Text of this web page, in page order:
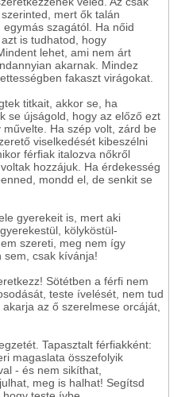
mert ők talán
szagától. Ha nőid
is tudhatod, hogy
lehet, ami nem árt
akarnak. Mindez
fakaszt virágokat.
titkait, akkor se, ha
se újságold, hogy az előző ezt
Ha szép volt, zárd be
viselkedését kibeszélni
férfiak italozva nőkről
hozzájuk. Ha érdekesség
mondd el, de senkit se
gyerekeit is, mert aki
kölyköstül-
szereti, meg nem így
sem, csak kívánja!
Sötétben a férfi nem
teste ívelését, nem tud
az ő szerelmese orcáját,
Tapasztalt férfiakként:
magaslata összefolyik
- és nem sikíthat,
meg is halhat! Segítsd